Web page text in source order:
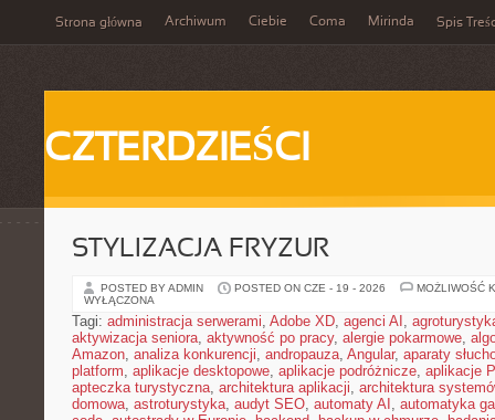
Strona główna Archiwum Ciebie Coma Mirinda Spis
CZTERDZIEŚCI
STYLIZACJA FRYZUR
POSTED BY ADMIN POSTED ON CZE - 19 - 2026
MOŻLIWOŚĆ
WYŁĄCZONA
Tagi: administracja serwerami, Adobe XD, agenci AI ,
aktywizacja seniora, aktywność po pracy, alergie pokarmowe,
Amazon, analiza konkurencji, andropauza, Angular, aparaty
platform, aplikacje desktopowe, aplikacje podróżnicze, aplikacje
apteczka turystyczna, architektura aplikacji, architektura
domowa, astroturystyka, audyt SEO, automaty AI , automatyka